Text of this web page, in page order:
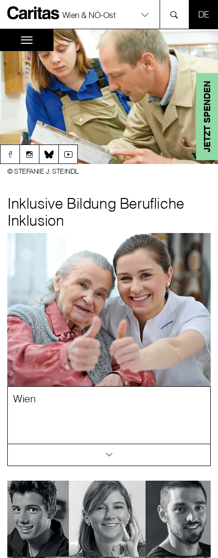
Wien & NÖ-Ost
JETZT SPENDEN
Inklusive Bildung Berufliche
Inklusion
© STEFANIE J. STEINDL
Wien